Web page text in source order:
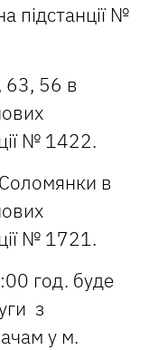
підстанції №
56 в
№ 1422.
в
№ 1721.
год. буде
з
у м.